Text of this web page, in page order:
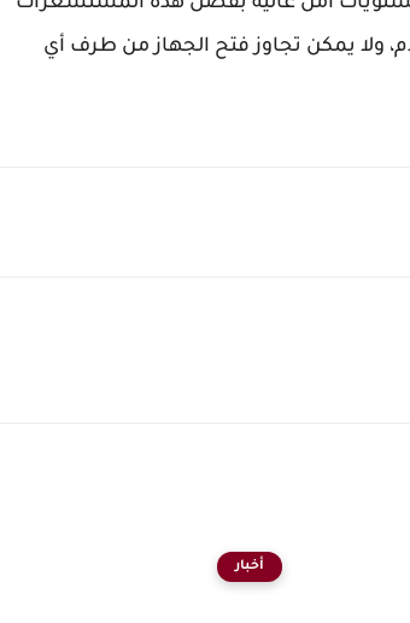
ولا يمكن تجاوز فتح الجهاز من طرف أي
أخبار